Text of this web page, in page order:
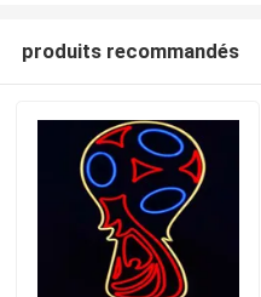
produits recommandés